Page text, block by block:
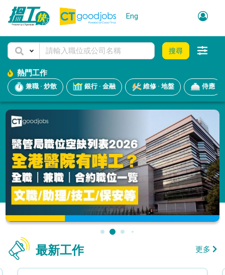
Eng
搜尋
熱門工作
兼職 · 炒散 銀行 · 金融 維修 · 地盤 侍應
最新工作 更多